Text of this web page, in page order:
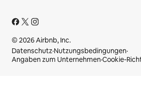
© 2026 Airbnb, Inc.
Datenschutz·Nutzungsbedingungen·
Angaben zum Unternehmen·Cookie-